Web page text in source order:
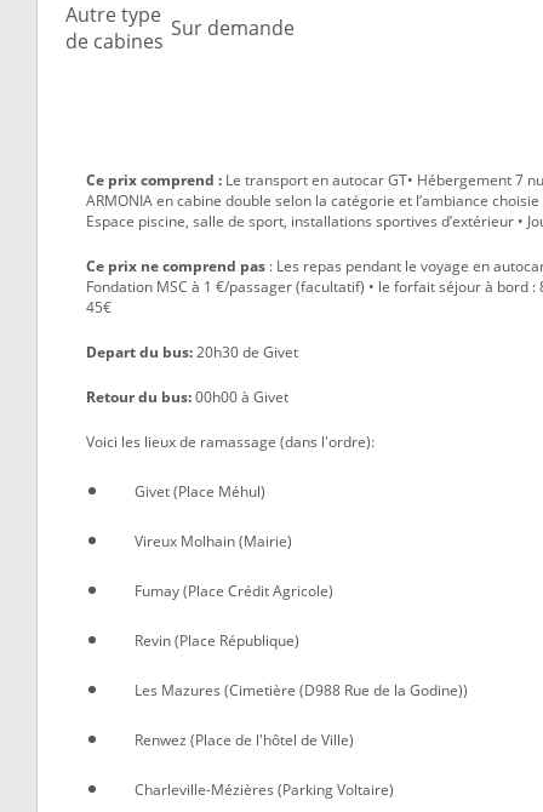
Autre type
de cabines Sur demande
Ce prix comprend : Le transport en autocar GT• Hébergement 7
ARMONIA en cabine double selon la catégorie et l’ambiance
Espace piscine, salle de sport, installations sportives d’extérieur •
Ce prix ne comprend pas : Les repas pendant le voyage en
Fondation MSC à 1 €/passager (facultatif) • le forfait séjour à bord
45€
Depart du bus:20h30 de Givet
Retour du bus:00h00 à Givet
Voici les lieux de ramassage (dans l'ordre):
Givet (Place Méhul)
Vireux Molhain (Mairie)
Fumay (Place Crédit Agricole)
Revin (Place République)
Les Mazures (Cimetière (D988 Rue de la Godine))
Renwez (Place de l'hôtel de Ville)
Charleville-Mézières (Parking Voltaire)